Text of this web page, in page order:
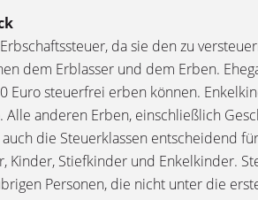
da sie den zu
dem Erblasser und dem Erben.
steuerfrei erben können.
anderen Erben, einschließlich
die Steuerklassen entscheidend
Kinder, Stiefkinder und Enkelkinder.
Personen, die nicht unter die